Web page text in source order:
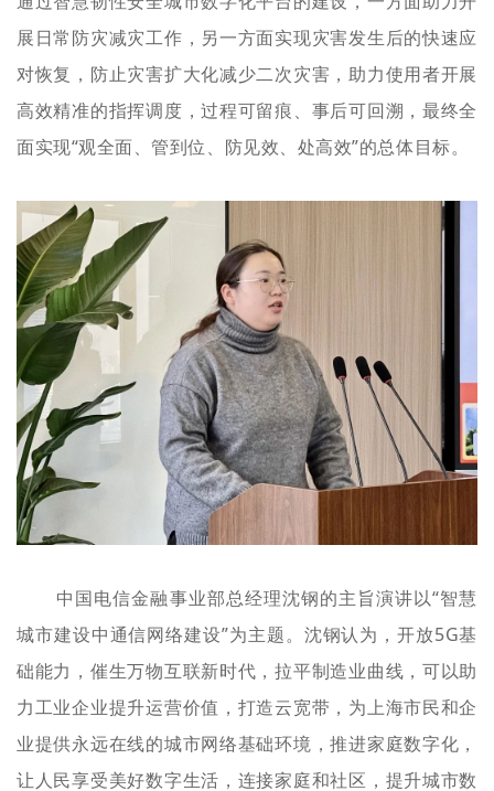
展日常防灾减灾工作，另一方面实现灾害发生后的快速应
对恢复，防止灾害扩大化减少二次灾害，助力使用者开展
高效精准的指挥调度，过程可留痕、事后可回溯，最终全
面实现“观全面、管到位、防见效、处高效”的总体目标。
中国电信金融事业部总经理沈钢的主旨演讲以“智慧
城市建设中通信网络建设”为主题。沈钢认为，开放5G基
础能力，催生万物互联新时代，拉平制造业曲线，可以助
力工业企业提升运营价值，打造云宽带，为上海市民和企
业提供永远在线的城市网络基础环境，推进家庭数字化，
让人民享受美好数字生活，连接家庭和社区，提升城市数